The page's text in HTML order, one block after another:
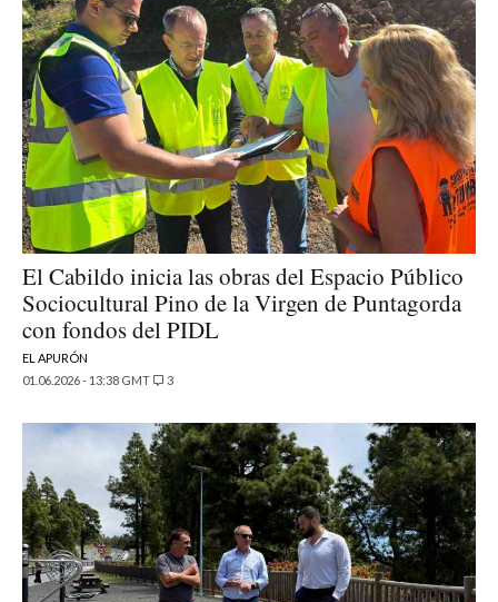
El Cabildo inicia las obras del Espacio Público
Sociocultural Pino de la Virgen de Puntagorda
con fondos del PIDL
EL APURÓN
01.06.2026 - 13:38 GMT
3